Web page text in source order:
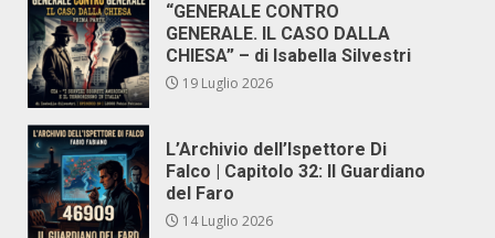
“GENERALE CONTRO
GENERALE. IL CASO DALLA
CHIESA” – di Isabella Silvestri
19 Luglio 2026
L’Archivio dell’Ispettore Di
Falco | Capitolo 32: Il Guardiano
del Faro
14 Luglio 2026